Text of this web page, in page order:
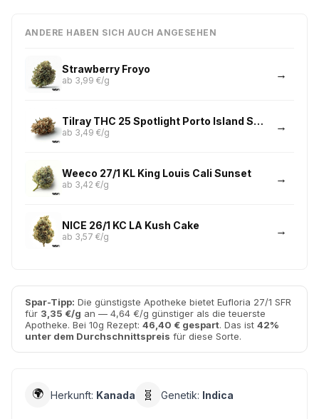
ANDERE HABEN SICH AUCH ANGESEHEN
Strawberry Froyo
ab 3,99 €/g
Tilray THC 25 Spotlight Porto Island Sweet Skunk
ab 3,49 €/g
Weeco 27/1 KL King Louis Cali Sunset
ab 3,42 €/g
NICE 26/1 KC LA Kush Cake
ab 3,57 €/g
Spar-Tipp: Die günstigste Apotheke bietet Eufloria 27/1 SFR
für 3,35 €/g an — 4,64 €/g günstiger als die teuerste
Apotheke. Bei 10g Rezept: 46,40 € gespart. Das ist 42%
unter dem Durchschnittspreis für diese Sorte.
🌍 Herkunft: Kanada 🧬 Genetik: Indica